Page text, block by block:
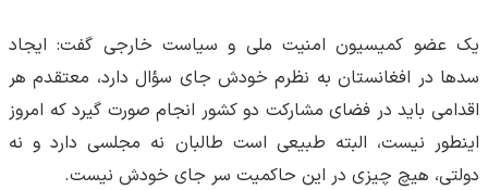
یک عضو کمیسیون امنیت ملی و سیاست خارجی گفت: ایجاد
سدها در افغانستان به نظرم خودش جای سؤال دارد، معتقدم هر
اقدامی باید در فضای مشارکت دو کشور انجام صورت گیرد که امروز
اینطور نیست، البته طبیعی است طالبان نه مجلسی دارد و نه
دولتی، هیچ چیزی در این حاکمیت سر جای خودش نیست.